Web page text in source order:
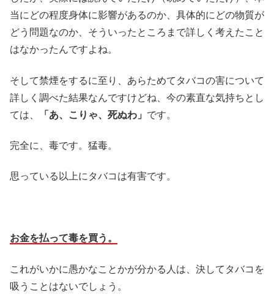
当にどの程度身体に影響があるのか、具体的にどの物質が
どう問題なのか、そういったところまで詳しく考えたこと
はなかったんですよね。
そして禁煙をするに至り、あらためてタバコの害について
詳しく調べた結果なんですけどね、今の素直な気持ちとし
ては、
「あ、こりゃ、死ぬわ」 です。
完全に、毒です。猛毒。
思っている以上にタバコは有害です。
お金を払って毒を買う。
これがいかに愚かなことかが分かる人は、決してタバコを
吸うことはないでしょう。